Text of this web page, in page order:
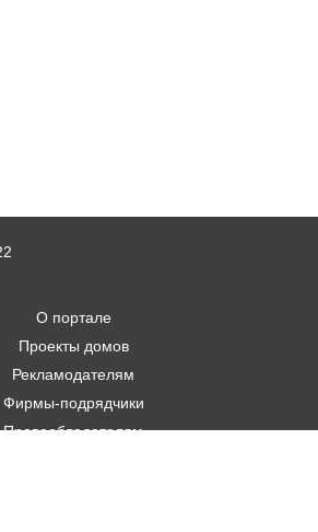
О портале
Проекты домов
Рекламодателям
Фирмы-подрядчики
Правообладателям